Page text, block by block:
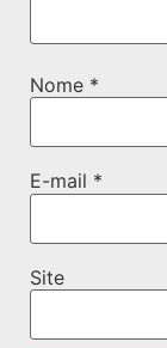
Nome *
E-mail *
Site